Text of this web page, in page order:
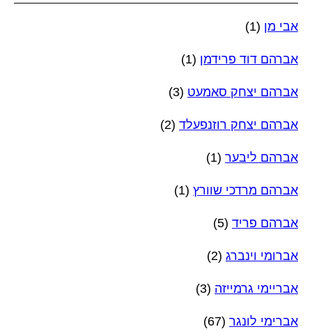
אבי מן (1)
אברהם דוד פרידמן (1)
אברהם יצחק סאמעט (3)
אברהם יצחק רוזנפעלד (2)
אברהם ליבער (1)
אברהם מרדכי שוורץ (1)
אברהם פריד (5)
אברומי וינברג (2)
אבריימי גרמייזה (3)
אברימי לונגר (67)